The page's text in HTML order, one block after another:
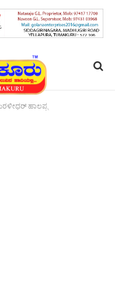
ಹಾಲಪ್ಪ